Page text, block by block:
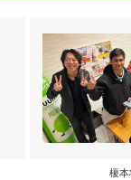
榎本